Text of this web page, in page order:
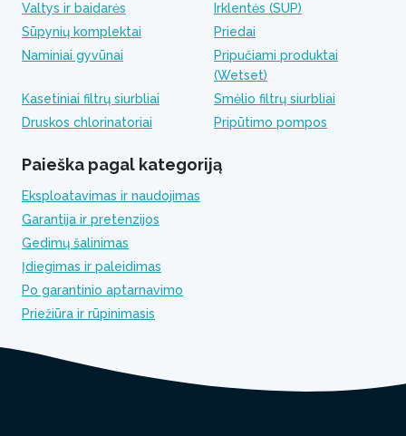
Valtys ir baidarės
Irklentės (SUP)
Sūpynių komplektai
Priedai
Naminiai gyvūnai
Pripučiami produktai
(Wetset)
Kasetiniai filtrų siurbliai
Smėlio filtrų siurbliai
Druskos chlorinatoriai
Pripūtimo pompos
Paieška pagal kategoriją
Eksploatavimas ir naudojimas
Garantija ir pretenzijos
Gedimų šalinimas
Įdiegimas ir paleidimas
Po garantinio aptarnavimo
Priežiūra ir rūpinimasis